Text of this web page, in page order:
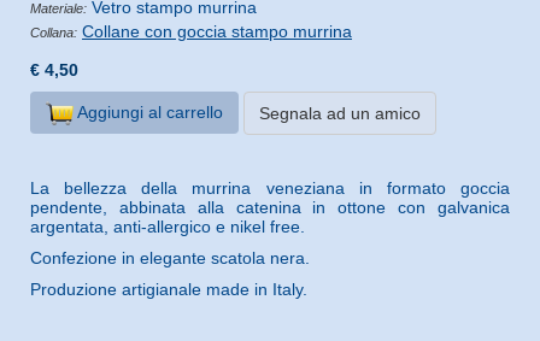
Materiale: Vetro stampo murrina
Collana: Collane con goccia stampo murrina
€ 4,50
Aggiungi al carrello Segnala ad un amico
La bellezza della murrina veneziana in formato goccia
pendente, abbinata alla catenina in ottone con galvanica
argentata, anti-allergico e nikel free.
Confezione in elegante scatola nera.
Produzione artigianale made in Italy.